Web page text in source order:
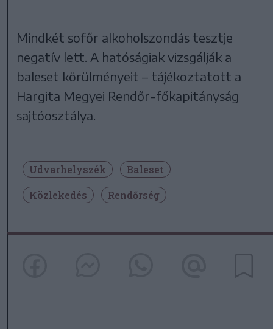
Mindkét sofőr alkoholszondás tesztje
negatív lett. A hatóságiak vizsgálják a
baleset körülményeit – tájékoztatott a
Hargita Megyei Rendőr-főkapitányság
sajtóosztálya.
Udvarhelyszék
Baleset
Közlekedés
Rendőrség